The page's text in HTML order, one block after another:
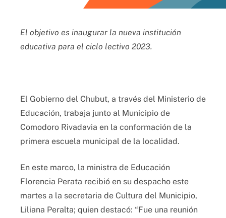
El objetivo es inaugurar la nueva institución
educativa para el ciclo lectivo 2023.
El Gobierno del Chubut, a través del Ministerio de
Educación, trabaja junto al Municipio de
Comodoro Rivadavia en la conformación de la
primera escuela municipal de la localidad.
En este marco, la ministra de Educación
Florencia Perata recibió en su despacho este
martes a la secretaria de Cultura del Municipio,
Liliana Peralta; quien destacó: “Fue una reunión